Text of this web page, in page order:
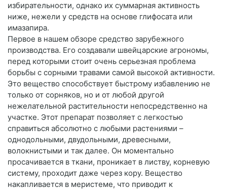
избирательности, однако их суммарная активность
ниже, нежели у средств на основе глифосата или
имазапира.
Первое в нашем обзоре средство зарубежного
производства. Его создавали швейцарские агрономы,
перед которыми стоит очень серьезная проблема
борьбы с сорными травами самой высокой активности.
Это вещество способствует быстрому избавлению не
только от сорняков, но и от любой другой
нежелательной растительности непосредственно на
участке. Этот препарат позволяет с легкостью
справиться абсолютно с любыми растениями –
однодольными, двудольными, древесными,
волокнистыми и так далее. Он моментально
просачивается в ткани, проникает в листву, корневую
систему, проходит даже через кору. Вещество
накапливается в меристеме, что приводит к